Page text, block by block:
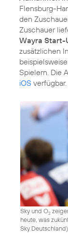
Flensburg-
den
Zuschauer
Wayra Start-
zusätzlichen
Spielern. Die
iOS verfügbar.
Sky und O2
heute, was
Sky Deutschland)